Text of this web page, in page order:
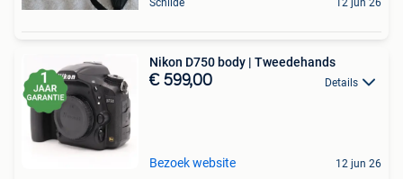
Schilde 12 jun 26
Nikon D750 body | Tweedehands
€ 599,00 Details
Bezoek website 12 jun 26